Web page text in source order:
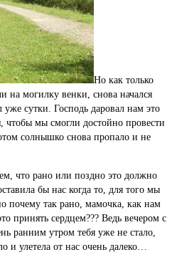
Но как только
на могилку венки, снова начался
сутки. Господь даровал нам это
чтобы мы смогли достойно провести
солнышко снова пропало и не
что рано или поздно это должно
бы нас когда то, для того мы
почему так рано, мамочка, как нам
принять сердцем??? Ведь вечером с
ранним утром тебя уже не стало,
и улетела от нас очень далеко…